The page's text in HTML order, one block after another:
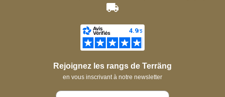
Rejoignez les rangs de Terräng
en vous inscrivant à notre newsletter